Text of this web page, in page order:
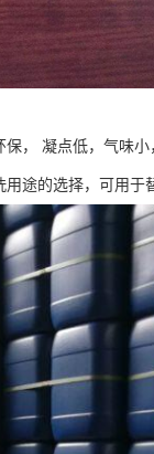
， 凝点低，气味
途的选择，可用于